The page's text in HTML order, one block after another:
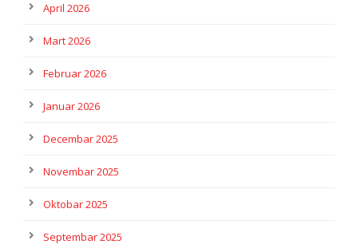
April 2026
Mart 2026
Februar 2026
Januar 2026
Decembar 2025
Novembar 2025
Oktobar 2025
Septembar 2025